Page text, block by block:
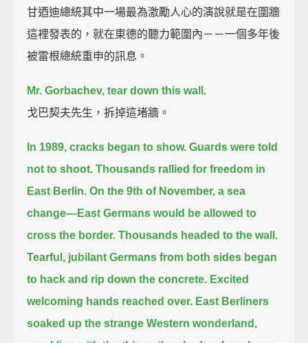
甘迺迪總統其中一場最為激勵人心的演說就是在圍牆
這裡發表的，就在東德的聽力範圍內－－一個多年後
被雷根總統重申的訊息。
Mr. Gorbachev, tear down this wall.
戈巴契夫先生，拆掉這堵牆。
In 1989, cracks began to show. Guards were told
not to shoot. Thousands rallied for freedom in
East Berlin. On the 9th of November, a sea
change—East Germans would be allowed to
cross the border. Thousands headed to the wall.
Tearful, jubilant Germans from both sides began
to hack and rip down the concrete. Excited
welcoming hands reached over. East Berliners
soaked up the strange Western wonderland,